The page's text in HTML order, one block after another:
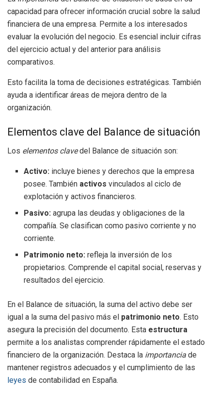
capacidad para ofrecer información crucial sobre la salud
financiera de una empresa. Permite a los interesados
evaluar la evolución del negocio. Es esencial incluir cifras
del ejercicio actual y del anterior para análisis
comparativos.
Esto facilita la toma de decisiones estratégicas. También
ayuda a identificar áreas de mejora dentro de la
organización.
Elementos clave del Balance de situación
Los elementos clavedel Balance de situación son:
Activo: incluye bienes y derechos que la empresa
posee. También activos vinculados al ciclo de
explotación y activos financieros.
Pasivo: agrupa las deudas y obligaciones de la
compañía. Se clasifican como pasivo corriente y no
corriente.
Patrimonio neto: refleja la inversión de los
propietarios. Comprende el capital social, reservas y
resultados del ejercicio.
En el Balance de situación, la suma del activo debe ser
igual a la suma del pasivo más el patrimonio neto. Esto
asegura la precisión del documento. Esta estructura
permite a los analistas comprender rápidamente el estado
financiero de la organización. Destaca la importancia de
mantener registros adecuados y el cumplimiento de las
leyes de contabilidad en España.